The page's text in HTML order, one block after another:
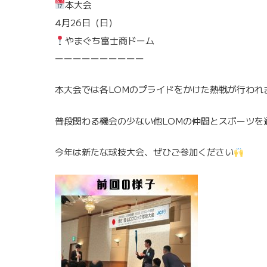
本大会
4月26日（日）
やまぐち富士商ドーム
ーーーーーーーーーー
本大会では各LOMのプライドをかけた熱戦が行われ
普段関わる機会の少ない他LOMの仲間とスポーツを
今年は新たな球技大会、ぜひご参加ください